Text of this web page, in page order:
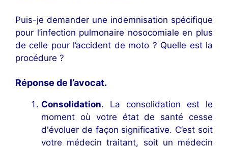
Puis-je demander une indemnisation spécifique
pour l’infection pulmonaire nosocomiale en plus
de celle pour l’accident de moto ? Quelle est la
procédure ?
Réponse de l’avocat.
Consolidation. La consolidation est le
moment où votre état de santé cesse
d'évoluer de façon significative. C’est soit
votre médecin traitant, soit un médecin